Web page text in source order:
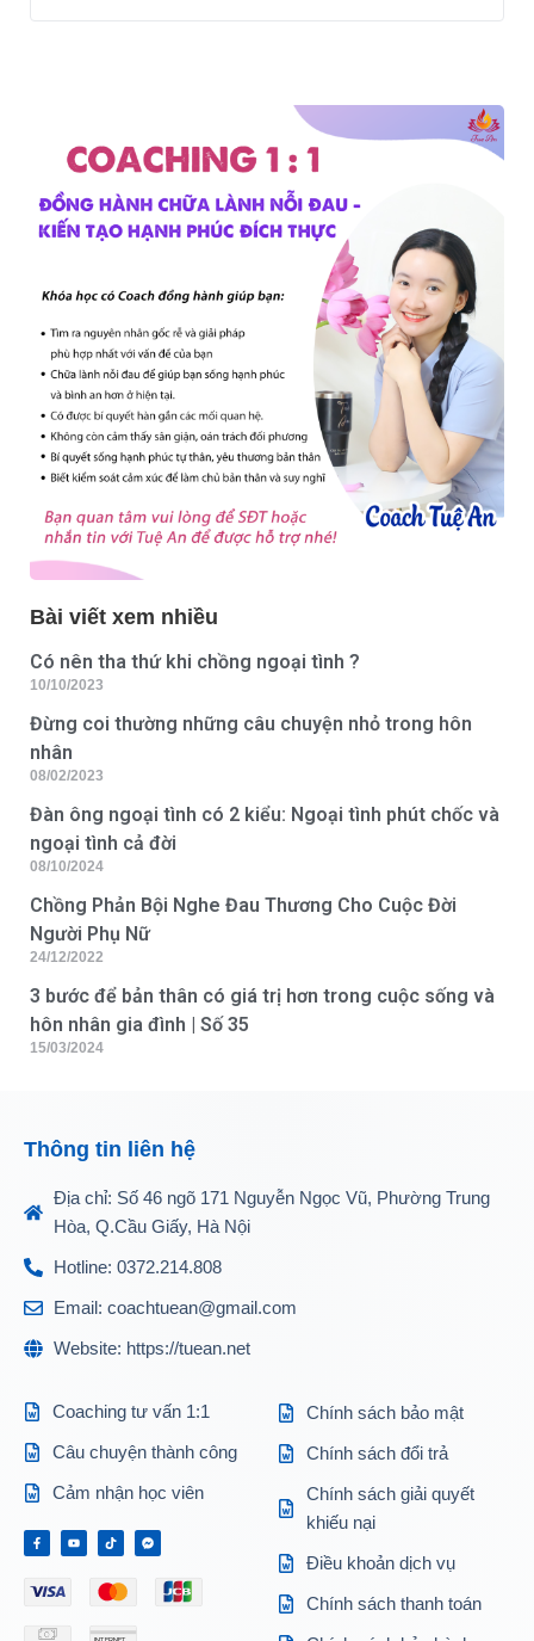
Bài viết xem nhiều
Có nên tha thứ khi chồng ngoại tình ?
10/10/2023
Đừng coi thường những câu chuyện nhỏ trong hôn
nhân
08/02/2023
Đàn ông ngoại tình có 2 kiểu: Ngoại tình phút chốc và
ngoại tình cả đời
08/10/2024
Chồng Phản Bội Nghe Đau Thương Cho Cuộc Đời
Người Phụ Nữ
24/12/2022
3 bước để bản thân có giá trị hơn trong cuộc sống và
hôn nhân gia đình | Số 35
15/03/2024
Thông tin liên hệ
Địa chỉ: Số 46 ngõ 171 Nguyễn Ngọc Vũ, Phường Trung
Hòa, Q.Cầu Giấy, Hà Nội
Hotline: 0372.214.808
Email: coachtuean@gmail.com
Website: https://tuean.net
Coaching tư vấn 1:1
Câu chuyện thành công
Cảm nhận học viên
Chính sách bảo mật
Chính sách đổi trả
Chính sách giải quyết
khiếu nại
Điều khoản dịch vụ
Chính sách thanh toán